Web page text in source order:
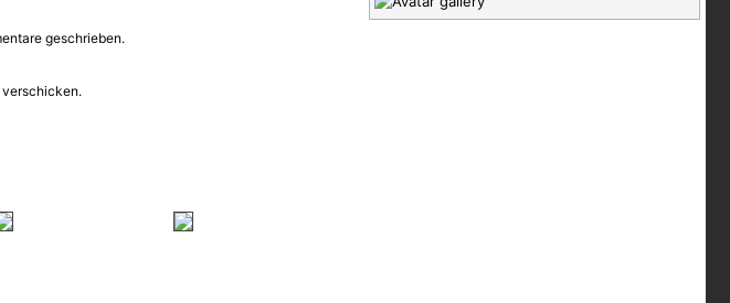
geschrieben.